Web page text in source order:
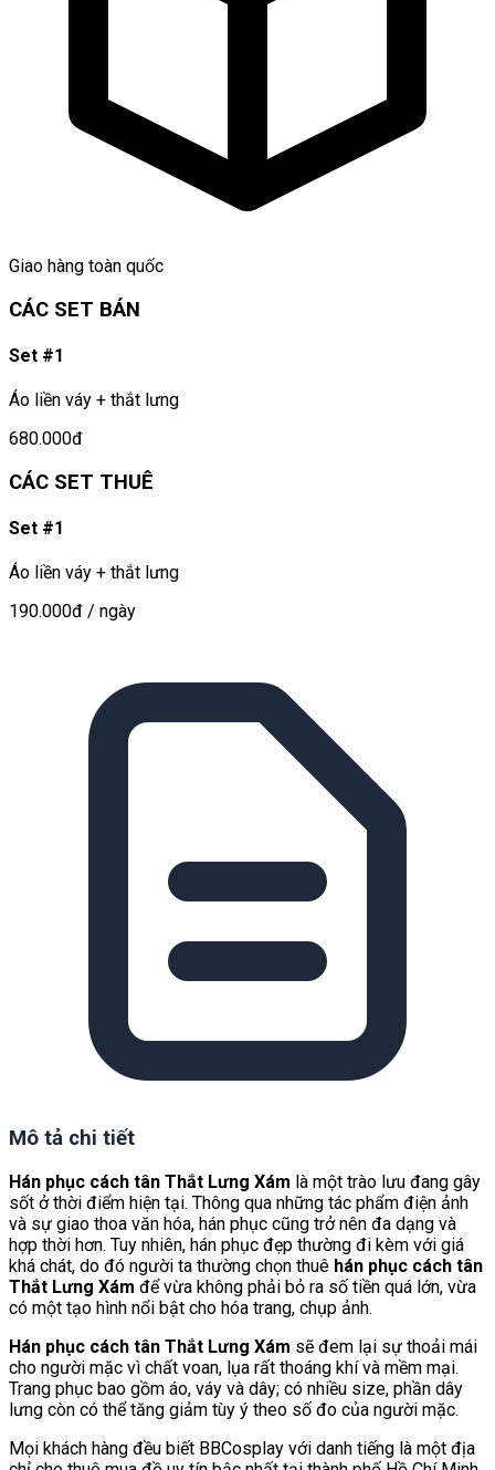
Giao hàng toàn quốc
CÁC SET BÁN
Set #1
Áo liền váy + thắt lưng
680.000đ
CÁC SET THUÊ
Set #1
Áo liền váy + thắt lưng
190.000đ / ngày
Mô tả chi tiết
Hán phục cách tân Thắt Lưng Xám là một trào lưu đang gây
sốt ở thời điểm hiện tại. Thông qua những tác phẩm điện ảnh
và sự giao thoa văn hóa, hán phục cũng trở nên đa dạng và
hợp thời hơn. Tuy nhiên, hán phục đẹp thường đi kèm với giá
khá chát, do đó người ta thường chọn thuê hán phục cách tân
Thắt Lưng Xám để vừa không phải bỏ ra số tiền quá lớn, vừa
có một tạo hình nổi bật cho hóa trang, chụp ảnh.
Hán phục cách tân Thắt Lưng Xám sẽ đem lại sự thoải mái
cho người mặc vì chất voan, lụa rất thoáng khí và mềm mại.
Trang phục bao gồm áo, váy và dây; có nhiều size, phần dây
lưng còn có thể tăng giảm tùy ý theo số đo của người mặc.
Mọi khách hàng đều biết BBCosplay với danh tiếng là một địa